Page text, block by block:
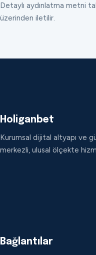
Detaylı aydınlatma metni
üzerinden iletilir.
Holiganbet
Kurumsal dijital altyapı ve
merkezli, ulusal ölçekte
Bağlantılar